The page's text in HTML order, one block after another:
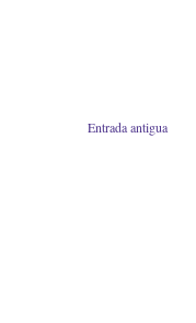
Entrada antigua